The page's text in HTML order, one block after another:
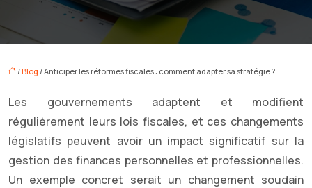
/Blog / Anticiper les réformes fiscales : comment adapter sa stratégie ?
Les gouvernements adaptent et modifient
régulièrement leurs lois fiscales, et ces changements
législatifs peuvent avoir un impact significatif sur la
gestion des finances personnelles et professionnelles.
Un exemple concret serait un changement soudain